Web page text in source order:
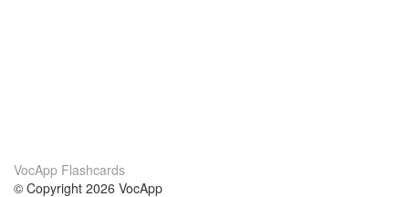
VocApp Flashcards
© Copyright 2026 VocApp